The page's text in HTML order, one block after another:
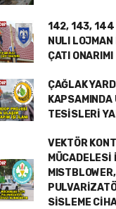
142, 143, 144
NULI LOJMAN
ÇATI ONARIMI
ÇAĞLAK
KAPSAMINDA
TESİSLERİ
VEKTÖR
MÜCADELESİ
SİSLEME